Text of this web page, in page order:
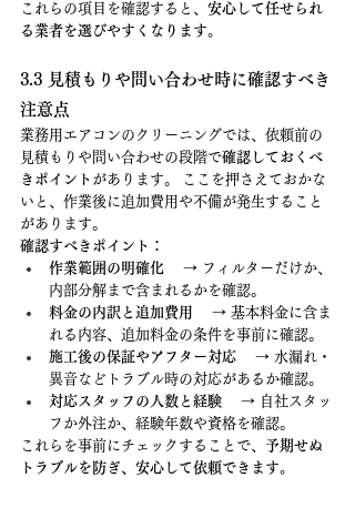
これらの項目を確認すると、 安心して任せられ
る業者を選びやすくなります。
3.3 見積もりや問い合わせ時に確認すべき
注意点
業務用エアコンのクリーニングでは、依頼前の
見積もりや問い合わせの段階で確認しておくべ
きポイント があります。 ここを押さえておかな
いと、作業後に追加費用や不備が発生すること
があります。
確認すべきポイント：
作業範囲の明確化 → フィルターだけか、
内部分解まで含まれるかを確認。
料金の内訳と追加費用 → 基本料金に含ま
れる内容、追加料金の条件を事前に確認。
施工後の保証やアフター対応 → 水漏れ・
異音などトラブル時の対応があるか確認。
対応スタッフの人数と経験 → 自社スタッ
フか外注か、経験年数や資格を確認。
これらを事前にチェックすることで、 予期せぬ
トラブルを防ぎ、安心して依頼できます。